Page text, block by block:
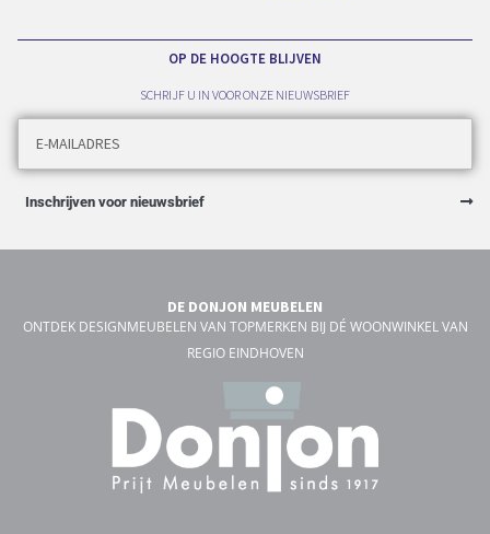
OP DE HOOGTE BLIJVEN
SCHRIJF U IN VOOR ONZE NIEUWSBRIEF
Inschrijven voor nieuwsbrief
DE DONJON MEUBELEN
ONTDEK DESIGNMEUBELEN VAN TOPMERKEN BIJ DÉ WOONWINKEL VAN
REGIO EINDHOVEN